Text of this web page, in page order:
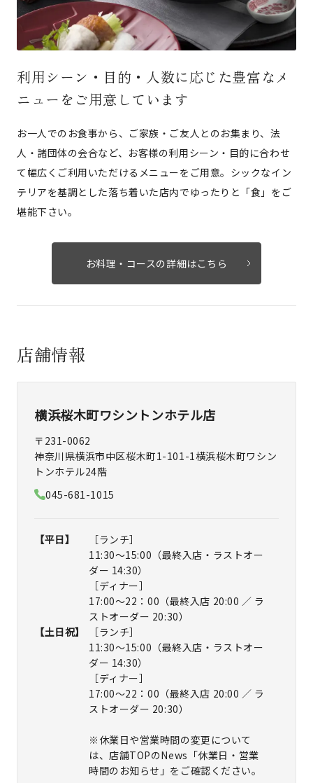
利用シーン・目的・人数に応じた豊富なメ
ニューをご用意しています
お一人でのお食事から、ご家族・ご友人とのお集まり、法
人・諸団体の会合など、お客様の利用シーン・目的に合わせ
て幅広くご利用いただけるメニューをご用意。シックなイン
テリアを基調とした落ち着いた店内でゆったりと「食」をご
堪能下さい。
お料理・コースの詳細はこちら
店舗情報
横浜桜木町ワシントンホテル店
〒231-0062
神奈川県横浜市中区桜木町1-101-1横浜桜木町ワシン
トンホテル24階
045-681-1015
【平日】
［ランチ］
11:30～15:00（最終入店・ラストオー
ダー 14:30）
［ディナー］
17:00～22：00（最終入店 20:00 ／ ラ
ストオーダー 20:30）
【土日祝】
［ランチ］
11:30～15:00（最終入店・ラストオー
ダー 14:30）
［ディナー］
17:00～22：00（最終入店 20:00 ／ ラ
ストオーダー 20:30）
※休業日や営業時間の変更について
は、店舗TOPのNews「休業日・営業
時間のお知らせ」をご確認ください。